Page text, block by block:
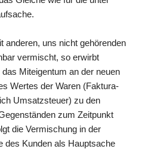
anderen, uns nicht gehörenden
vermischt, so erwirbt
Miteigentum an der neuen
Wertes der Waren (Faktura-
Umsatzsteuer) zu den
zum Zeitpunkt
die Vermischung in der
des Kunden als Hauptsache